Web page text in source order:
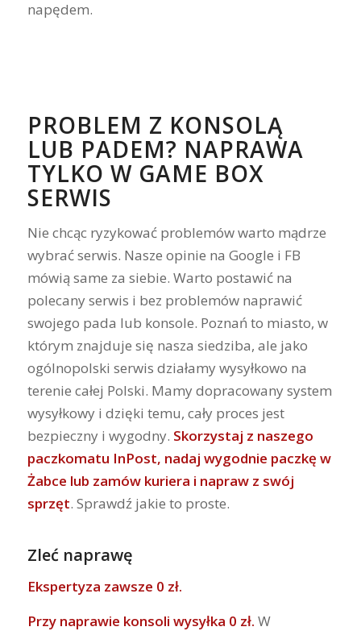
napędem.
PROBLEM Z KONSOLĄ
LUB PADEM? NAPRAWA
TYLKO W GAME BOX
SERWIS
Nie chcąc ryzykować problemów warto mądrze
wybrać serwis. Nasze opinie na Google i FB
mówią same za siebie. Warto postawić na
polecany serwis i bez problemów naprawić
swojego pada lub konsole. Poznań to miasto, w
którym znajduje się nasza siedziba, ale jako
ogólnopolski serwis działamy wysyłkowo na
terenie całej Polski. Mamy dopracowany system
wysyłkowy i dzięki temu, cały proces jest
bezpieczny i wygodny. Skorzystaj z naszego
paczkomatu InPost, nadaj wygodnie paczkę w
Żabce lub zamów kuriera i napraw z swój
sprzęt. Sprawdź jakie to proste.
Zleć naprawę
Ekspertyza zawsze 0 zł.
Przy naprawie konsoli wysyłka 0 zł. W